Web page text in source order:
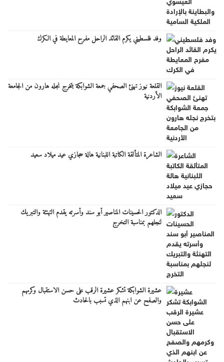
وفد فلسطيني يكرم القائد الراحل مفرح المعايطة في الكرك
القلعة نيوز تهنئ الصحفي جمعة الشوابكة بتخرج نجله هارون من الجامعة
الأردنية
الشاعرة المتألقة الكاتبة اللبنانية هالة حجازي عيد ميلاد سعيد
الدكتور الحسينات المناصير أبو سند وأسرته يقدم التهنئة والتبريك
لنجلهم بمناسبة التخرج
عشيرة الشوابكة تشكر عشيرة الرقب على حسن الاستقبال وكرمهم
والصفح عن ابنهم الذي تسبب بالحادث